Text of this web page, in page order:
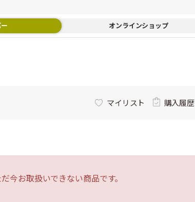
オンラインショップ
マイリスト 購入履歴
今お取扱いできない商品です。